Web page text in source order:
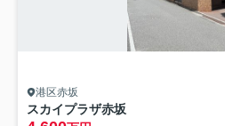
港区赤坂
スカイプラザ赤坂